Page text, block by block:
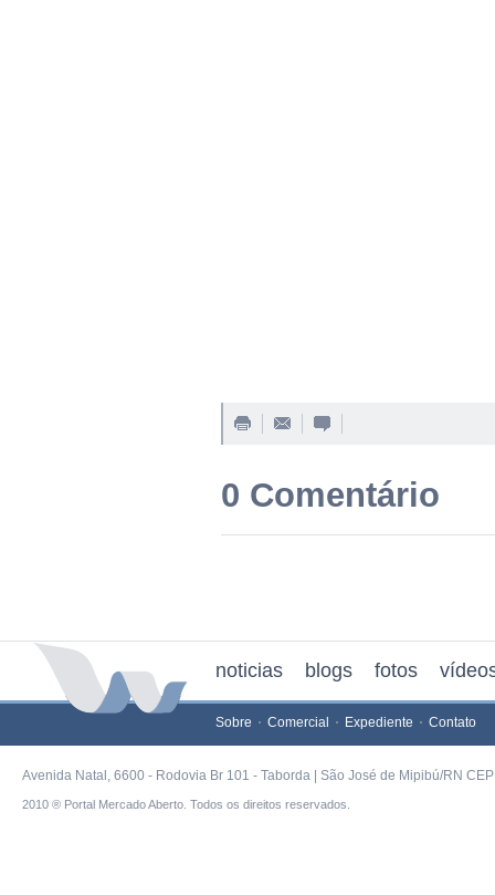
0 Comentário
noticias blogs fotos
Sobre Comercial Expediente Contato
Avenida Natal, 6600 - Rodovia Br 101 - Taborda | São José de Mipibú/RN
2010 ® Portal Mercado Aberto. Todos os direitos reservados.